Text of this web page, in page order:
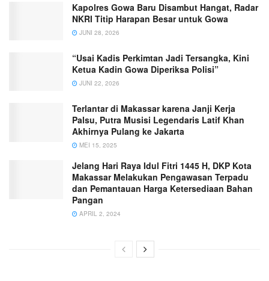
Kapolres Gowa Baru Disambut Hangat, Radar
NKRI Titip Harapan Besar untuk Gowa
JUNI 28, 2026
“Usai Kadis Perkimtan Jadi Tersangka, Kini
Ketua Kadin Gowa Diperiksa Polisi”
JUNI 22, 2026
Terlantar di Makassar karena Janji Kerja
Palsu, Putra Musisi Legendaris Latif Khan
Akhirnya Pulang ke Jakarta
MEI 15, 2025
Jelang Hari Raya Idul Fitri 1445 H, DKP Kota
Makassar Melakukan Pengawasan Terpadu
dan Pemantauan Harga Ketersediaan Bahan
Pangan
APRIL 2, 2024